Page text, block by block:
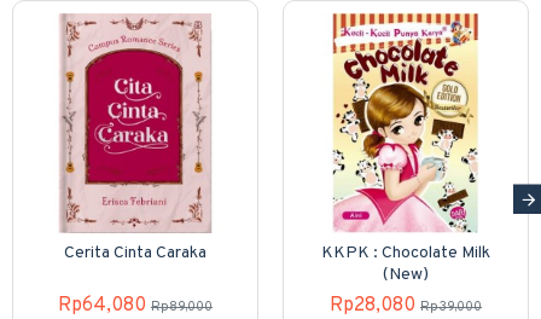
Cerita Cinta Caraka
Rp64,080 Rp89,000
KKPK : Chocolate Milk
(New)
Rp28,080 Rp39,000